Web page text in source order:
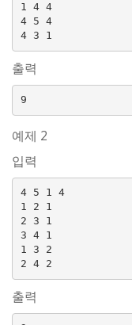
1 4 4
4 5 4
출력
예제 2
입력
4 5 1 4
1 2 1
2 3 1
3 4 1
1 3 2
출력